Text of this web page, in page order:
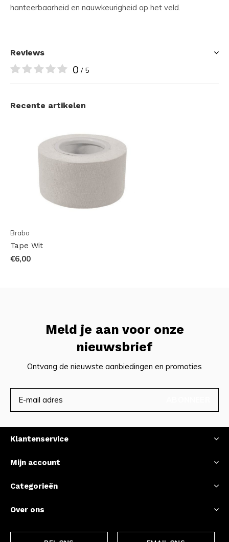
hanteerbaarheid en nauwkeurigheid op het veld.
Reviews
0 / 5
Recente artikelen
Brabo
Tape Wit
€6,00
Meld je aan voor onze
nieuwsbrief
Ontvang de nieuwste aanbiedingen en promoties
Klantenservice
Mijn account
Categorieën
Over ons